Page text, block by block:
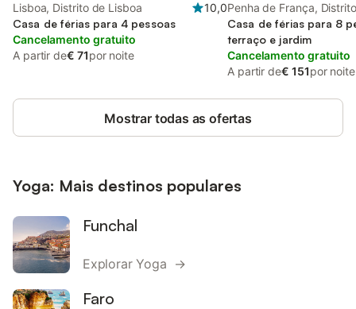
Lisboa, Distrito de Lisboa
10,0
Casa de férias para 4 pessoas
Cancelamento gratuito
A partir de€ 71por noite
Penha de França,
Lisboa
Casa de férias para 8
terraço e jardim
Cancelamento gratuito
A partir de€ 151por noite
Mostrar todas as ofertas
Yoga: Mais destinos populares
Funchal
Explorar Yoga →
Faro